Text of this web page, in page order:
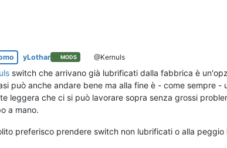
yLothar MODS @Kernuls
switch che arrivano già lubrificati dalla fabbrica è
può anche andare bene ma alla fine è - come sempre
leggera che ci si può lavorare sopra senza grossi
a mano.
preferisco prendere switch non lubrificati o alla